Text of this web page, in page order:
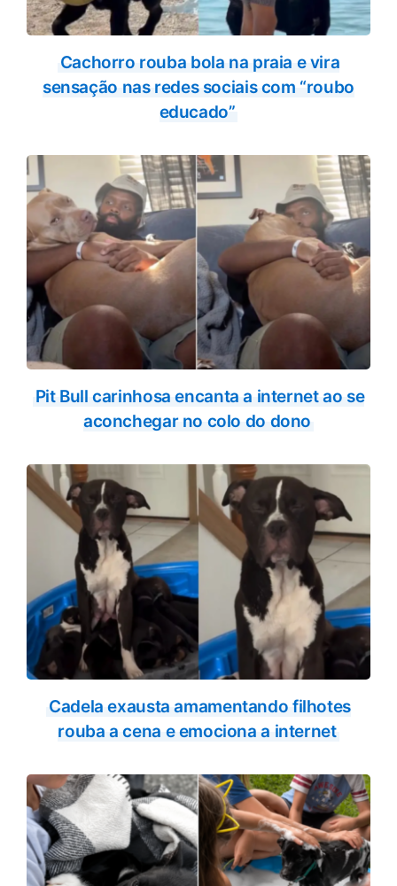
Cachorro rouba bola na praia e vira
sensação nas redes sociais com “roubo
educado”
Pit Bull carinhosa encanta a internet ao se
aconchegar no colo do dono
Cadela exausta amamentando filhotes
rouba a cena e emociona a internet